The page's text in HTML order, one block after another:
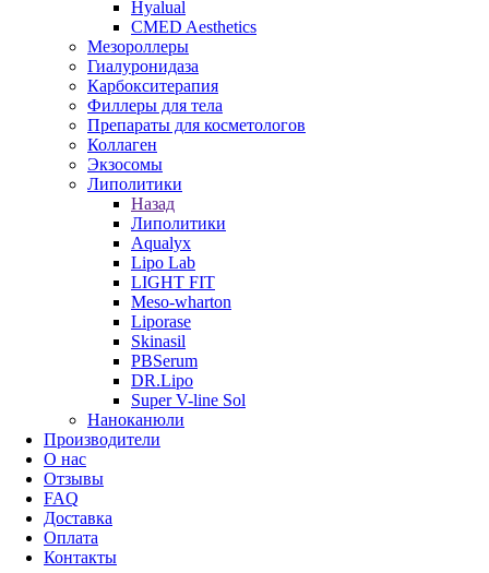
Hyalual
CMED Aesthetics
Мезороллеры
Гиалуронидаза
Карбокситерапия
Филлеры для тела
Препараты для косметологов
Коллаген
Экзосомы
Липолитики
Назад
Липолитики
Aqualyx
Lipo Lab
LIGHT FIT
Meso-wharton
Liporase
Skinasil
PBSerum
DR.Lipo
Super V-line Sol
Наноканюли
Производители
О нас
Отзывы
FAQ
Доставка
Оплата
Контакты